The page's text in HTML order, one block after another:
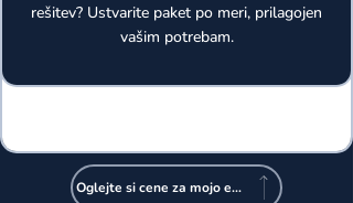
rešitev? Ustvarite paket po meri, prilagojen
vašim potrebam.
Oglejte si cene za mojo ekipo